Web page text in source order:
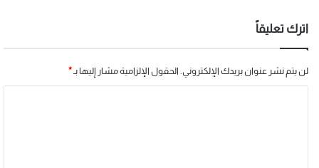
اترك تعليقاً
لن يتم نشر عنوان بريدك الإلكتروني. الحقول الإلزامية مشار إليها بـ *